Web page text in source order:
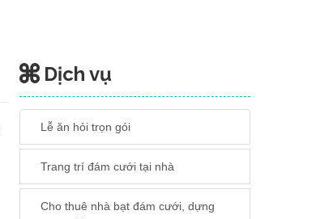
Dịch vụ
Lễ ăn hỏi trọn gói
Trang trí đám cưới tại nhà
Cho thuê nhà bạt đám cưới, dựng